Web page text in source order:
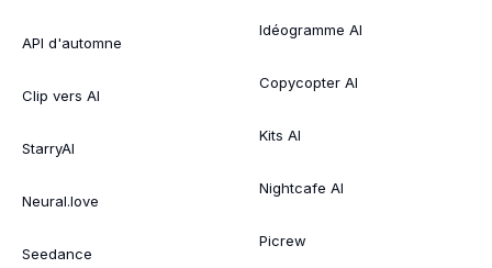
API d'automne
Clip vers AI
StarryAI
Neural.love
Seedance
Idéogramme AI
Copycopter AI
Kits AI
Nightcafe AI
Picrew